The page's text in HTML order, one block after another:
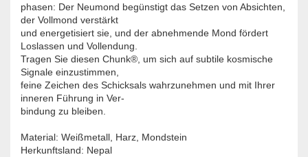
phasen: Der Neumond begünstigt das Setzen von Absichten,
der Vollmond verstärkt
und energetisiert sie, und der abnehmende Mond fördert
Loslassen und Vollendung.
Tragen Sie diesen Chunk®, um sich auf subtile kosmische
Signale einzustimmen,
feine Zeichen des Schicksals wahrzunehmen und mit Ihrer
inneren Führung in Ver-
bindung zu bleiben.
Material: Weißmetall, Harz, Mondstein
Herkunftsland: Nepal